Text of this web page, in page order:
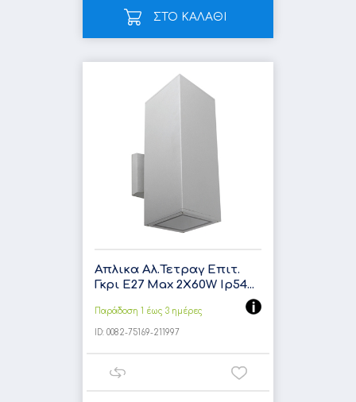
ΣΤΟ ΚΑΛΑΘΙ
Απλικα Αλ.Τετραγ Επιτ.
Γκρι E27 Max 2X60W Ip54...
Παράδοση 1 έως 3 ημέρες
ID: 0082-75169-211997